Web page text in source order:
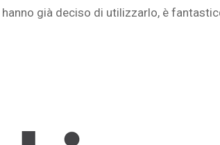
già deciso di utilizzarlo, è